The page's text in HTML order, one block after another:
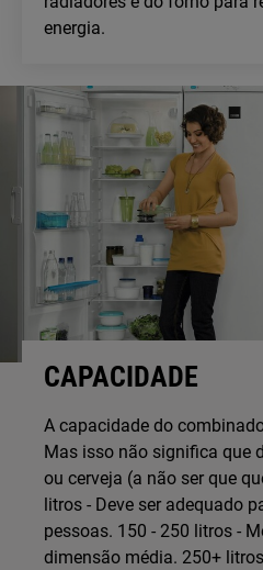
energia.
CAPACIDADE
A capacidade do
Mas isso não significa que
ou cerveja (a não ser que
litros - Deve ser adequado
pessoas. 150 - 250 litros -
dimensão média. 250+